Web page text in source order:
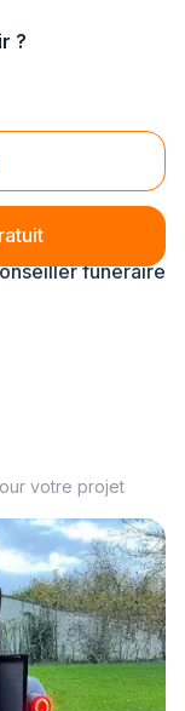
?
funéraire
votre projet